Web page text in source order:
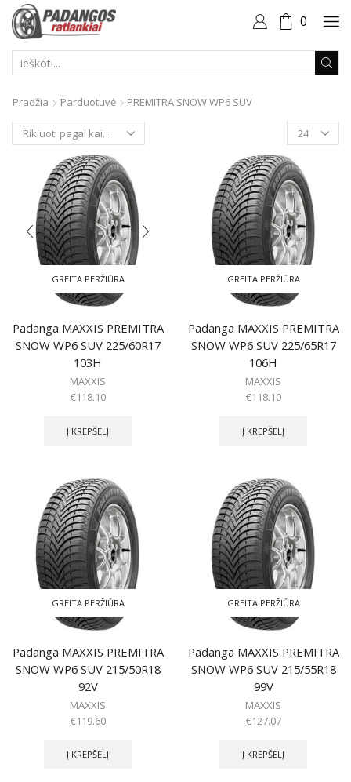
0
Pradžia Parduotuvė
PREMITRA SNOW WP6 SUV
Produktai
puslapyje
GREITA PERŽIŪRA
Padanga MAXXIS PREMITRA
SNOW WP6 SUV 225/60R17
103H
MAXXIS
€118.10
Į KREPŠELĮ
GREITA PERŽIŪRA
Padanga MAXXIS PREMITRA
SNOW WP6 SUV 225/65R17
106H
MAXXIS
€118.10
Į KREPŠELĮ
GREITA PERŽIŪRA
Padanga MAXXIS PREMITRA
SNOW WP6 SUV 215/50R18
92V
MAXXIS
€119.60
Į KREPŠELĮ
GREITA PERŽIŪRA
Padanga MAXXIS PREMITRA
SNOW WP6 SUV 215/55R18
99V
MAXXIS
€127.07
Į KREPŠELĮ